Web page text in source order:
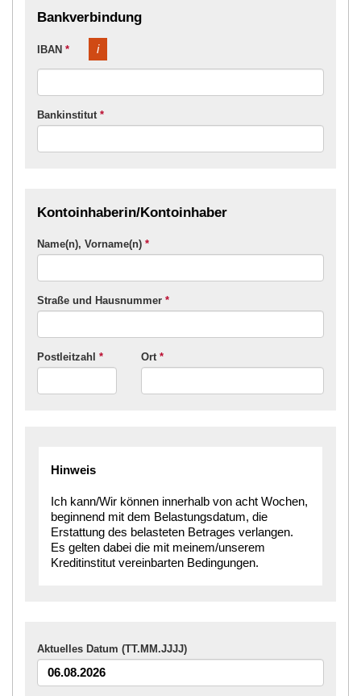
Bankverbindung
IBAN * i
Bankinstitut *
Kontoinhaberin/Kontoinhaber
Name(n), Vorname(n) *
Straße und Hausnummer *
Postleitzahl * Ort *
Hinweis
Ich kann/Wir können innerhalb von acht Wochen,
beginnend mit dem Belastungsdatum, die
Erstattung des belasteten Betrages verlangen.
Es gelten dabei die mit meinem/unserem
Kreditinstitut vereinbarten Bedingungen.
Aktuelles Datum (TT.MM.JJJJ)